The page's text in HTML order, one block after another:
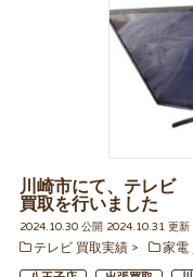
川崎市にて、テレ
買取を行いました
2024.10.30 公開 2024.10.31 更新
テレビ 買取実績
家電